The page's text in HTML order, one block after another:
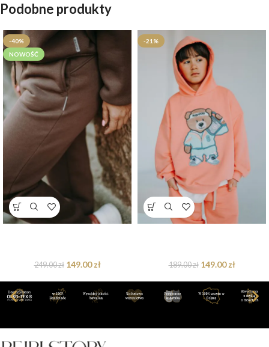
Podobne produkty
-40%
NOWOŚĆ
249.00zł 149.00zł
-21%
189.00zł 149.00zł